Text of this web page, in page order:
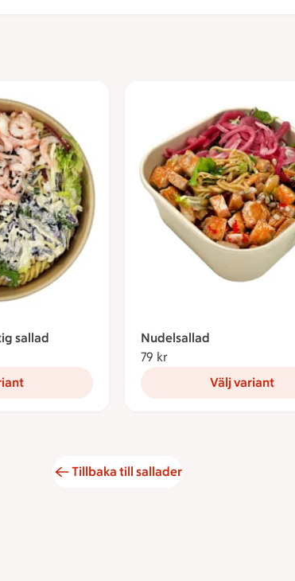
sallad
Nudelsallad
79 kr
Välj variant
Tillbaka till sallader